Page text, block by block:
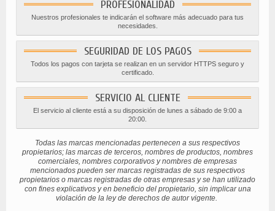
PROFESIONALIDAD
Nuestros profesionales te indicarán el software más adecuado para tus
necesidades.
SEGURIDAD DE LOS PAGOS
Todos los pagos con tarjeta se realizan en un servidor HTTPS seguro y
certificado.
SERVICIO AL CLIENTE
El servicio al cliente está a su disposición de lunes a sábado de 9:00 a
20:00.
Todas las marcas mencionadas pertenecen a sus respectivos
propietarios; las marcas de terceros, nombres de productos, nombres
comerciales, nombres corporativos y nombres de empresas
mencionados pueden ser marcas registradas de sus respectivos
propietarios o marcas registradas de otras empresas y se han utilizado
con fines explicativos y en beneficio del propietario, sin implicar una
violación de la ley de derechos de autor vigente.